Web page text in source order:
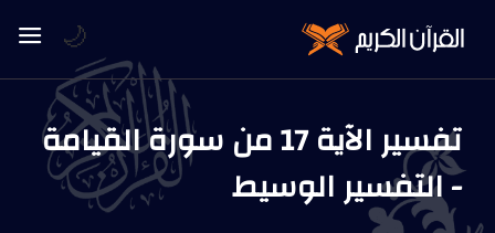
تفسير الآية 17 من سورة القيامة
- التفسير الوسيط
🌙